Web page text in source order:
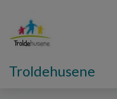
Troldehusene